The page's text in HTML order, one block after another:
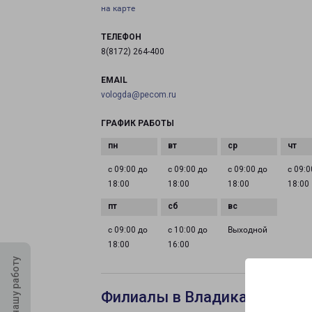
на карте
ТЕЛЕФОН
8(8172) 264-400
EMAIL
vologda@pecom.ru
ГРАФИК РАБОТЫ
с 09:00 до
18:00
с 09:00 до
18:00
с 09:00 до
18:00
с
18:00
с 09:00 до
18:00
с 10:00 до
16:00
Выходной
Филиалы в Владикавказе